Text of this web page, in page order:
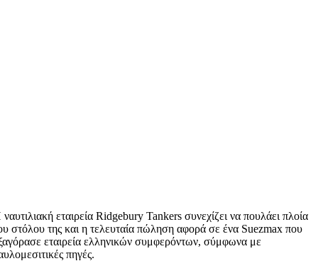
εταιρεία Ridgebury Tankers συνεχίζει να πουλάει πλοία
στόλου της και η τελευταία πώληση αφορά σε ένα Suezmax που
εταιρεία ελληνικών συμφερόντων, σύμφωνα με
πηγές.